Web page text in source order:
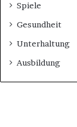
Spiele
Gesundheit
Unterhaltung
Ausbildung